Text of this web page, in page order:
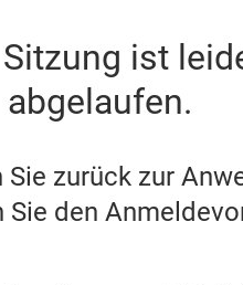
Sign-
ist
abgelaufen.
Sie zurück zur
Sie den